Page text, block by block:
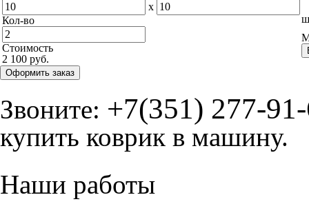
x
Кол-во
Стоимость
2 100 руб.
Оформить заказ
Звоните: +7(351) 277-
купить коврик в машину.
Наши работы